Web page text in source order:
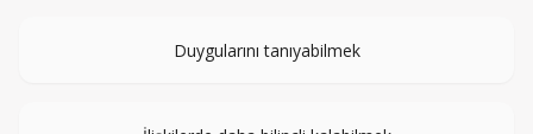
Duygularını tanıyabilmek